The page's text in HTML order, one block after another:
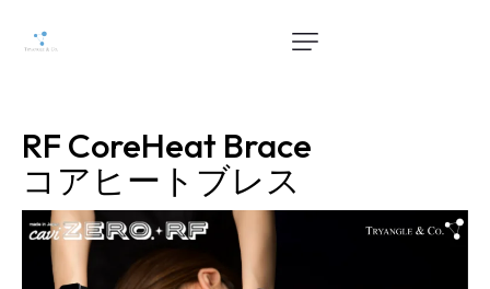
RF CoreHeat Brace
コアヒートブレス